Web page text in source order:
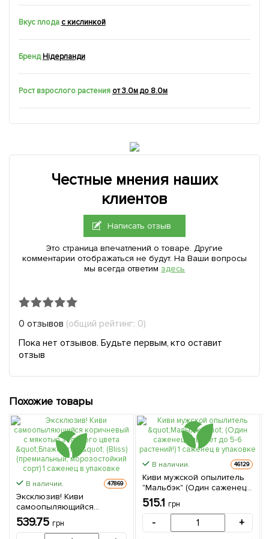
Вкус плода с кислинкой
БрендНідерланди
Рост взрослого растения от 3.0м до 8.0м
Честные мнения наших
клиентов
Написать отзыв
Это страница впечатлений о товаре. Другие
комментарии отображаться не будут. На Ваши вопросы
мы всегда ответим здесь
0 отзывов (общий рейтинг: 0)
Пока нет отзывов. Будьте первым, кто оставит
отзыв
Похожие товары
В наличии. 47869
Эксклюзив! Киви
самоопыляющийся
коричневый с мякотью
зеленого цвета
539.75 грн
В наличии. 46129
Киви мужской опылитель
"Мальбэк" (Один саженец
опыляет до 5-6 растений!) 1
саженец в упаковке
515.1 грн
- +